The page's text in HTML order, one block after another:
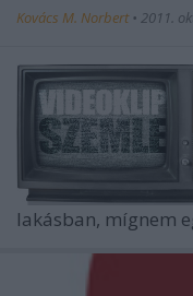
Kovács M. Norbert • 2011.
lakásban, mígnem